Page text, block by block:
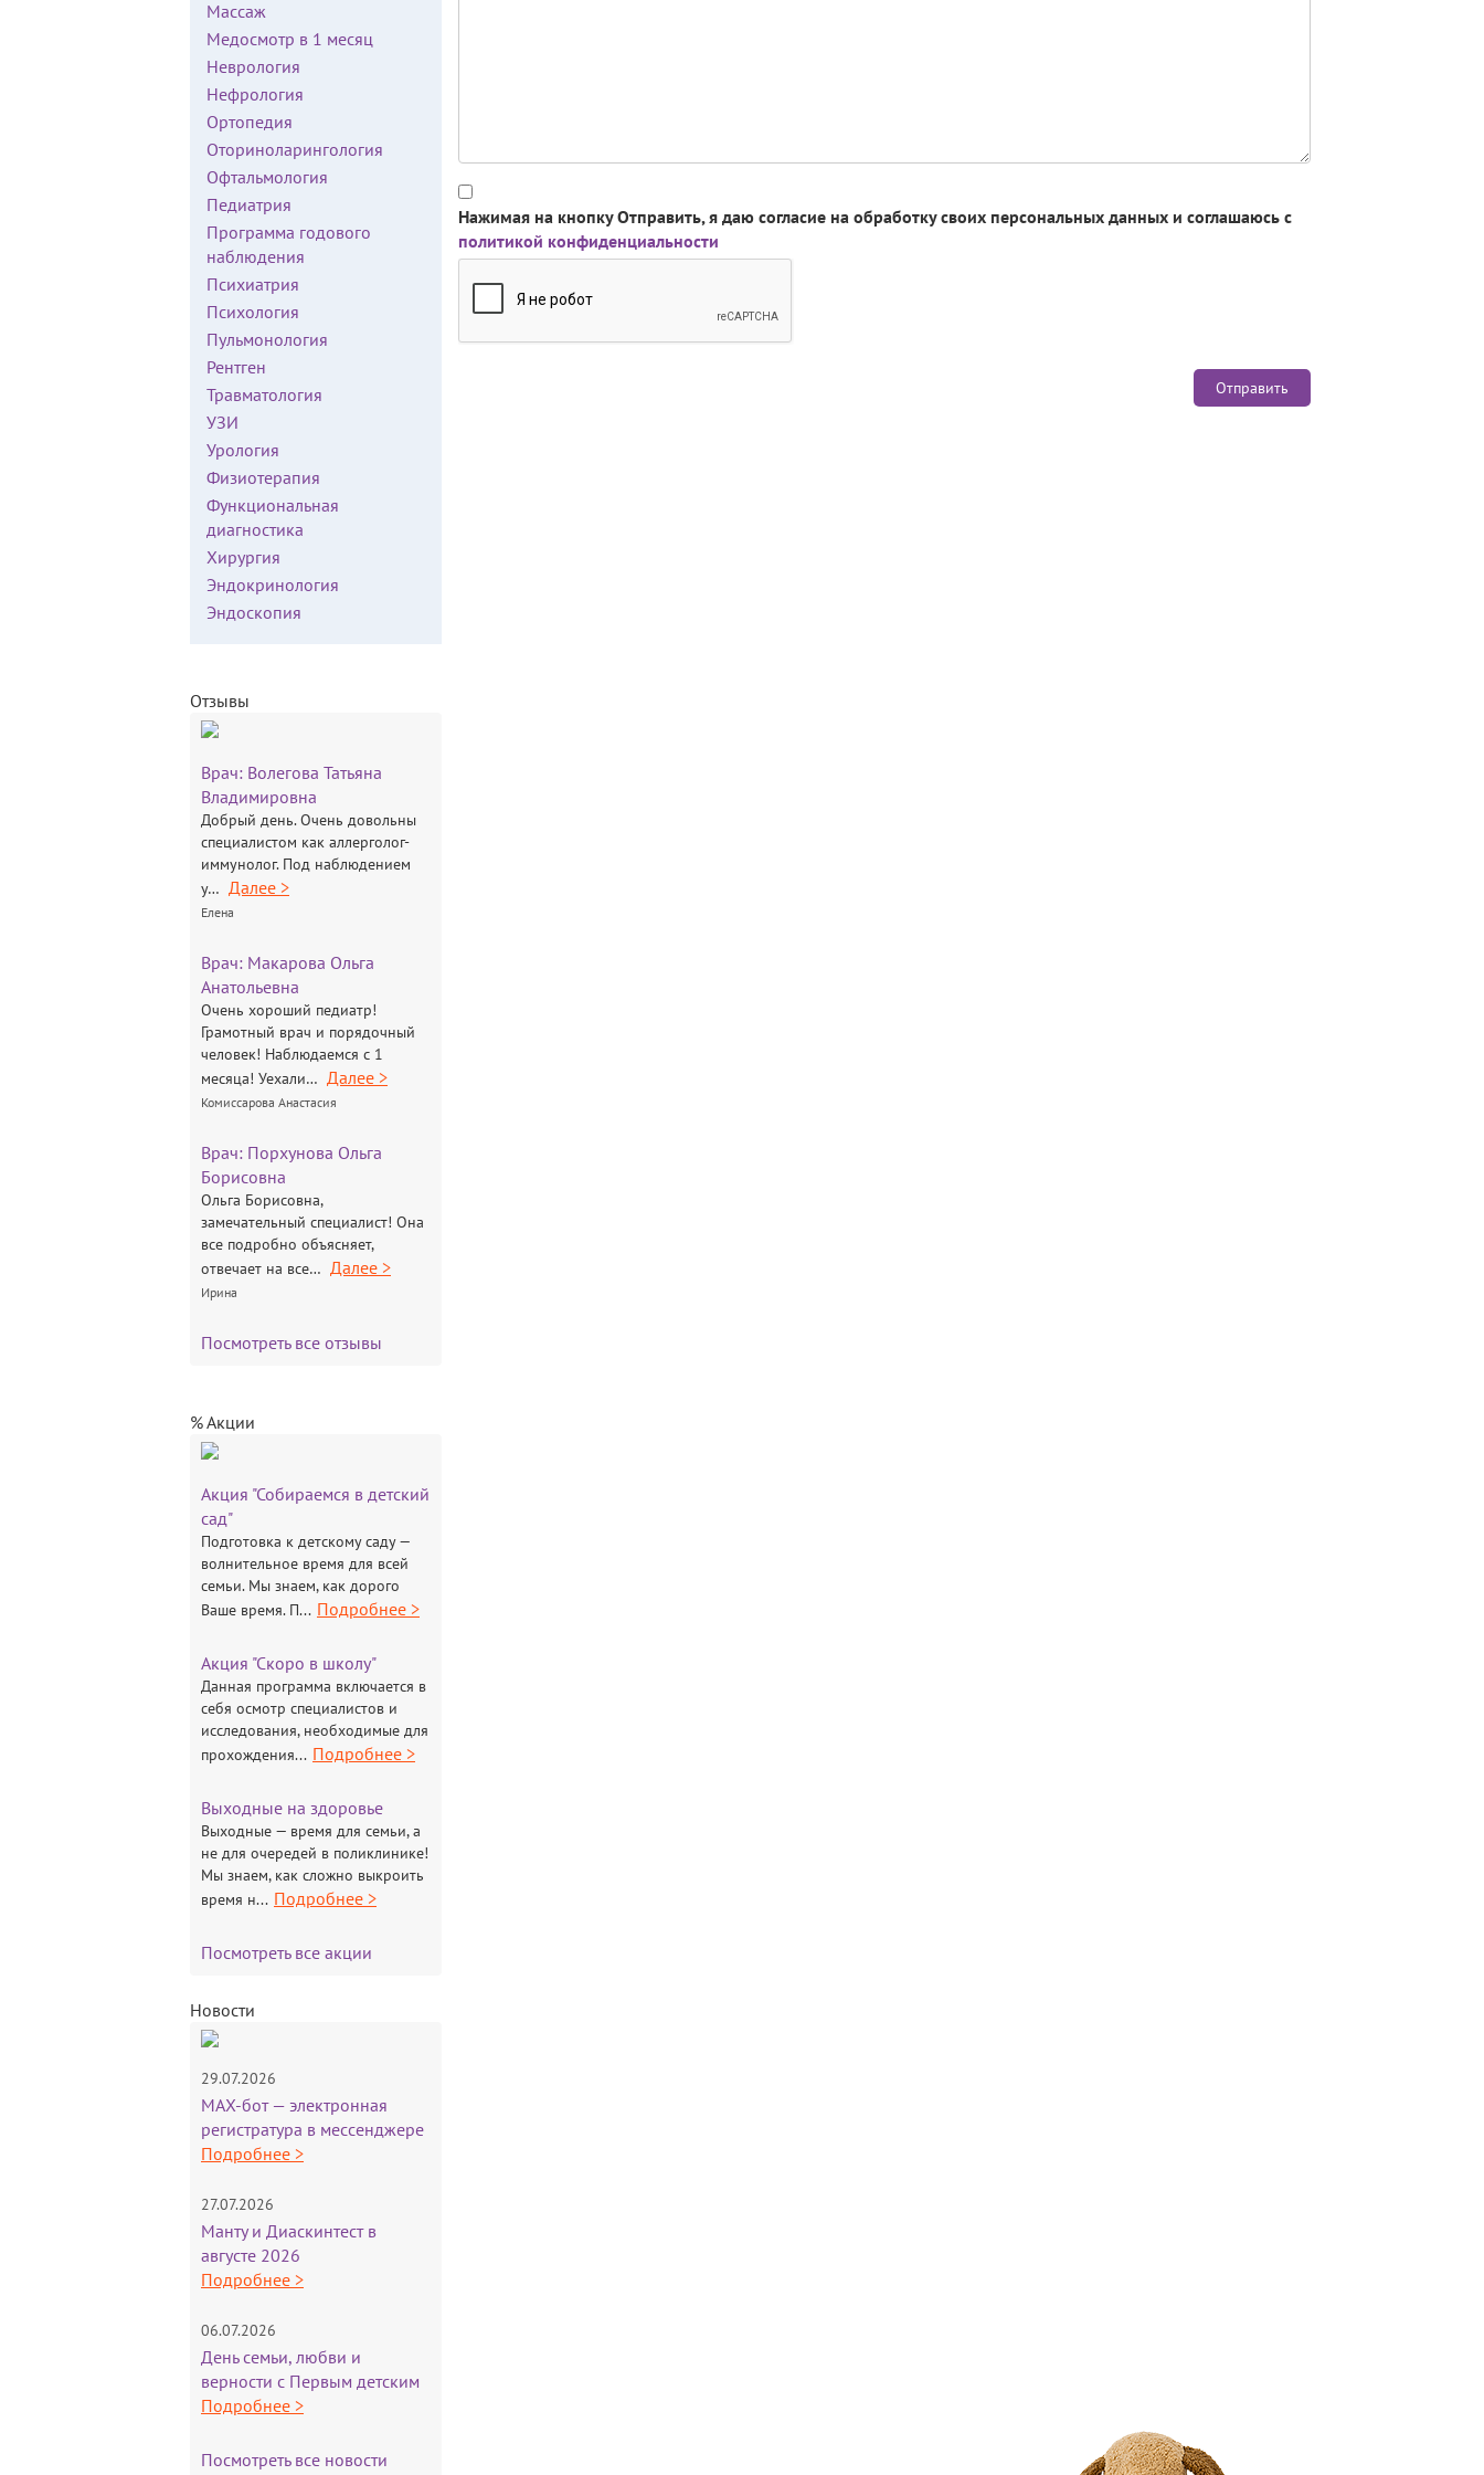
Нажимая на кнопку Отправить, я даю согласие на обработку своих персональных данных и соглашаюсь с
политикой конфиденциальности
Массаж
Медосмотр в 1 месяц
Неврология
Нефрология
Ортопедия
Оториноларингология
Офтальмология
Педиатрия
Программа годового
наблюдения
Психиатрия
Психология
Пульмонология
Рентген
Травматология
УЗИ
Урология
Физиотерапия
Функциональная
диагностика
Хирургия
Эндокринология
Эндоскопия
Отзывы
Врач: Волегова Татьяна
Владимировна
Добрый день. Очень довольны
специалистом как аллерголог-
иммунолог. Под наблюдением
у… Далее >
Елена
Врач: Макарова Ольга
Анатольевна
Очень хороший педиатр!
Грамотный врач и порядочный
человек! Наблюдаемся с 1
месяца! Уехали… Далее >
Комиссарова Анастасия
Врач: Порхунова Ольга
Борисовна
Ольга Борисовна,
замечательный специалист! Она
все подробно объясняет,
отвечает на все… Далее >
Ирина
Посмотреть все отзывы
% Акции
Акция "Собираемся в детский
сад"
Подготовка к детскому саду —
волнительное время для всей
семьи. Мы знаем, как дорого
Ваше время. П... Подробнее >
Акция "Скоро в школу"
Данная программа включается в
себя осмотр специалистов и
исследования, необходимые для
прохождения... Подробнее >
Выходные на здоровье
Выходные — время для семьи, а
не для очередей в поликлинике!
Мы знаем, как сложно выкроить
время н... Подробнее >
Посмотреть все акции
Новости
29.07.2026
MAX-бот — электронная
регистратура в мессенджере
Подробнее >
27.07.2026
Манту и Диаскинтест в
августе 2026
Подробнее >
06.07.2026
День семьи, любви и
верности с Первым детским
Подробнее >
Посмотреть все новости